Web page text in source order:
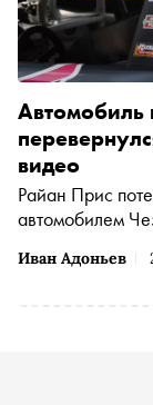
Иван Адоньев
Автомобиль
видео
Райан Прис
автомобилем